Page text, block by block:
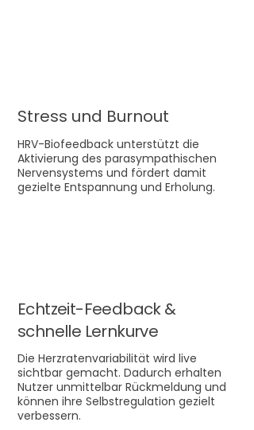
Stress und Burnout
HRV-Biofeedback unterstützt die
Aktivierung des parasympathischen
Nervensystems und fördert damit
gezielte Entspannung und Erholung.
Echtzeit-Feedback &
schnelle Lernkurve
Die Herzratenvariabilität wird live
sichtbar gemacht. Dadurch erhalten
Nutzer unmittelbar Rückmeldung und
können ihre Selbstregulation gezielt
verbessern.